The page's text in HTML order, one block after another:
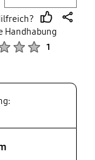
thumb
up
Handhabung
1